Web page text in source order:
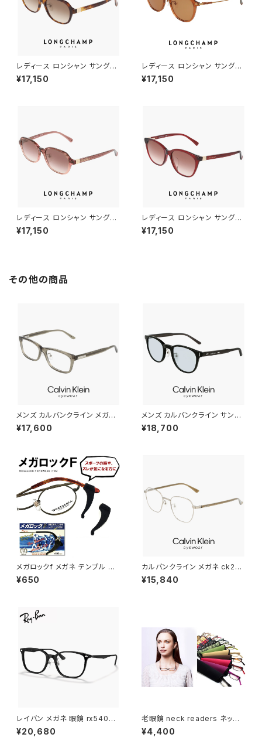
レディース ロンシャン サングラ
ス lo768slbj-230 longcha
mp 女性用 UVカット UV400
¥17,150
レディース ロンシャン サングラ
ス lo769slbj 200 longcham
p 女性用 UVカット UV400 紫
¥17,150
レディース ロンシャン サングラ
ス lo768slbj-605 longcha
mp 女性用 UVカット UV400
¥17,150
レディース ロンシャン サングラ
ス lo767slbj-601 longcham
p 女性用 UVカット UV400 紫
¥17,150
その他の商品
メンズ カルバンクライン メガネ
ck25564lb-n-330 calvin kl
ein 眼鏡 CK25564LB スクエ
リア カラー フレーム
¥17,600
メンズ カルバンクライン サング
ラス ck23560slb 001 calvin
klein MALE モデル ウェリント
¥18,700
メガロックf メガネ テンプル 調
整 アジャスター 眼鏡 ずり 落ち
防止 固定 めがね ズレ防止
¥650
カルバンクライン メガネ ck221
30lb-021 48mm calvin klei
n 眼鏡 メンズ レディース ユニセ
¥15,840
レイバン メガネ 眼鏡 rx5403d
5725 54mm Ray-Ban 眼鏡
メンズ レディース ユニセックス
¥20,680
老眼鏡 neck readers ネック
リーダーズ リーディンググラス
(全11色) ブルーライトカット ＰＣ
¥4,400